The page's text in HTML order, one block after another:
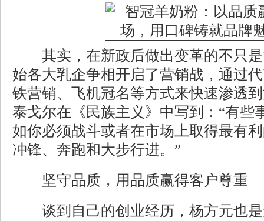
其实，在新政后做出变革的不只是
始各大乳企争相开启了营销战，通过
铁营销、飞机冠名等方式来快速渗透
泰戈尔在《民族主义》中写到：“有些
如你必须战斗或者在市场上取得最有
冲锋、奔跑和大步行进。”
坚守品质，用品质赢得客户尊重
谈到自己的创业经历，杨方元也是